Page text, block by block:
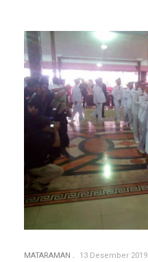
MATARAMAN 13 Desember 2019